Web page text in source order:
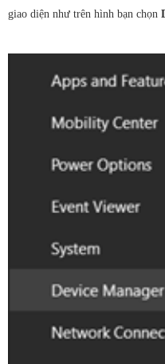
giao diện như trên hình bạn chọn